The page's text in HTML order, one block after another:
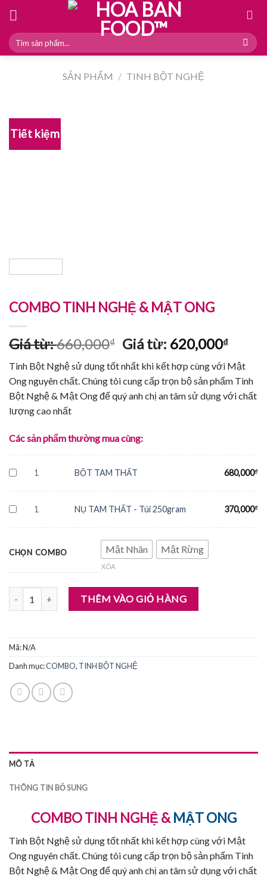
content
Tìm
kiếm:
SẢN PHẨM / TINH BỘT NGHỆ
Tiết kiệm
COMBO TINH NGHỆ & MẬT ONG
Giá từ:660,000₫ Giá từ: 620,000₫
Tinh Bột Nghệ sử dụng tốt nhất khi kết hợp cùng với Mật
Ong nguyên chất. Chúng tôi cung cấp trọn bộ sản phẩm Tinh
Bột Nghệ & Mật Ong để quý anh chị an tâm sử dụng với chất
lượng cao nhất
Các sản phẩm thường mua cùng:
1 BỘT TAM THẤT 680,000₫
1 NỤ TAM THẤT - Túi 250gram 370,000₫
CHỌN COMBO Mật Nhãn Mật Rừng
XÓA
COMBO TINH NGHỆ & MẬT ONG số lượng
THÊM VÀO GIỎ HÀNG
Mã:N/A
Danh mục:COMBO, TINH BỘT NGHỆ
MÔ TẢ
THÔNG TIN BỔ SUNG
COMBO TINH NGHỆ &MẬT ONG
Tinh Bột Nghệ sử dụng tốt nhất khi kết hợp cùng với Mật
Ong nguyên chất. Chúng tôi cung cấp trọn bộ sản phẩm Tinh
Bột Nghệ & Mật Ong để quý anh chị an tâm sử dụng với chất